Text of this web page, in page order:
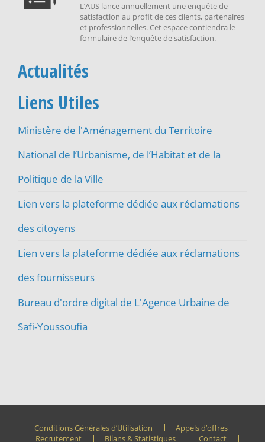
L’AUS lance annuellement une enquête de
satisfaction au profit de ces clients, partenaires
et professionnelles. Cet espace contiendra le
formulaire de l’enquête de satisfaction.
Actualités
Liens Utiles
Ministère de l'Aménagement du Territoire
National de l’Urbanisme, de l’Habitat et de la
Politique de la Ville
Lien vers la plateforme dédiée aux réclamations
des citoyens
Lien vers la plateforme dédiée aux réclamations
des fournisseurs
Bureau d'ordre digital de L'Agence Urbaine de
Safi-Youssoufia
Conditions Générales d’Utilisation
Appels d’offres
Recrutement
Bilans & Statistiques Contact